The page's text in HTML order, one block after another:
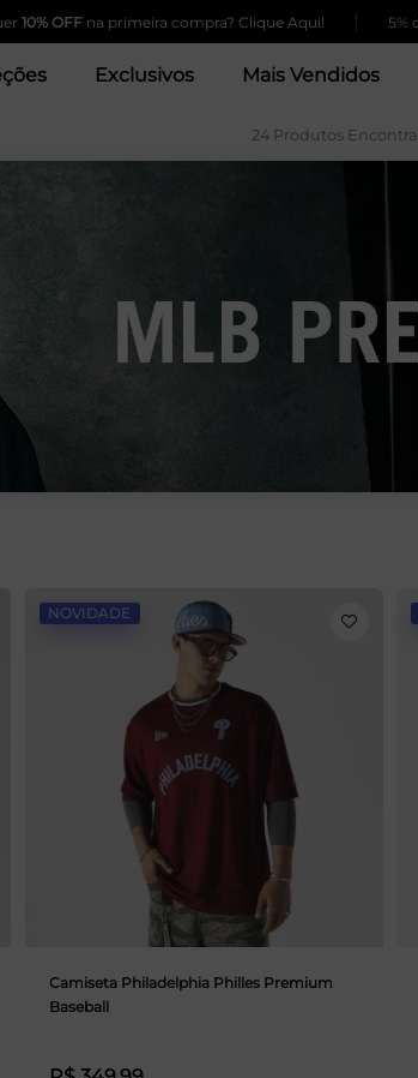
na primeira compra? Clique Aqui! | 5% de
Exclusivos Mais Vendidos
24 Produtos
NOVIDADE
Camiseta Philadelphia Philles Premium
Baseball